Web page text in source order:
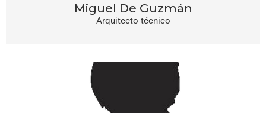
Miguel De Guzmán
Arquitecto técnico